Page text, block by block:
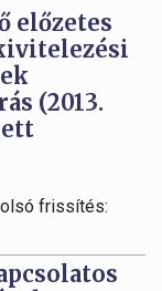
előzetes
(2013.
frissítés: